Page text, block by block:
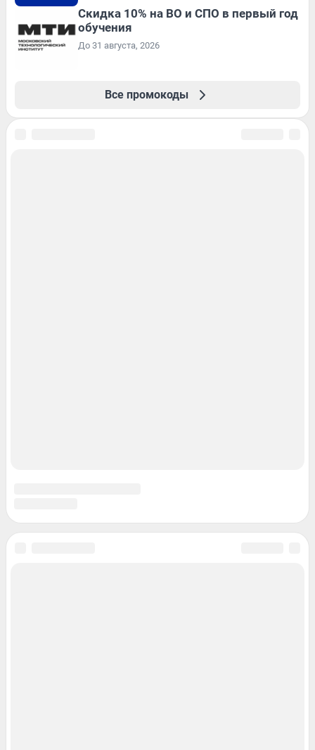
Скидка 10% на ВО и СПО в первый год
обучения
До 31 августа, 2026
Все промокоды